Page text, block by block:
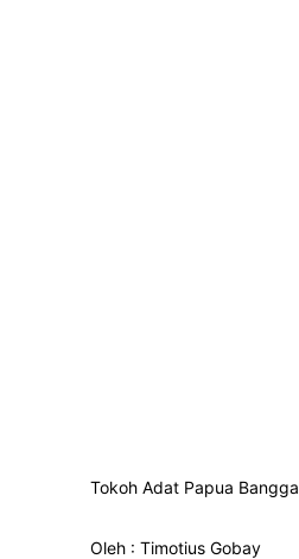
Tokoh Adat Papua
Oleh : Timotius Gobay